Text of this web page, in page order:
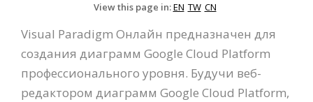
View this page in:EN TW CN
Visual Paradigm Онлайн предназначен для
создания диаграмм Google Cloud Platform
профессионального уровня. Будучи веб-
редактором диаграмм Google Cloud Platform,